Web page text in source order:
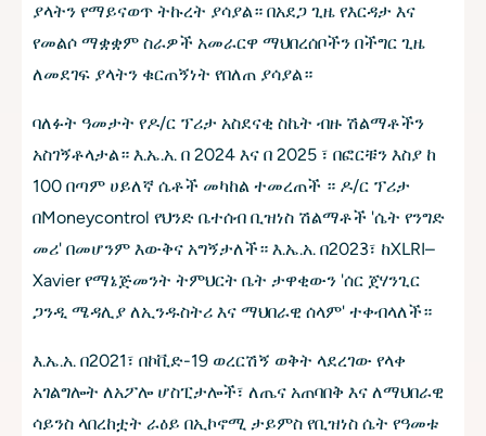
ያላትን የማይናወጥ ትኩረት ያሳያል። በአደጋ ጊዜ የእርዳታ እና
የመልሶ ማቋቋም ስራዎች አመራርዋ ማህበረሰቦችን በችግር ጊዜ
ለመደገፍ ያላትን ቁርጠኝነት የበለጠ ያሳያል።
ባለፉት ዓመታት የዶ/ር ፕሪታ አስደናቂ ስኬት ብዙ ሽልማቶችን
አስገኝቶላታል። እ.ኤ.አ. በ 2024 እና በ 2025 ፣ በፎርቹን እስያ ከ
100 በጣም ሀይለኛ ሴቶች መካከል ተመረጠች ። ዶ/ር ፕሪታ
በMoneycontrol የህንድ ቤተሰብ ቢዝነስ ሽልማቶች 'ሴት የንግድ
መሪ' በመሆንም እውቅና አግኝታለች። እ.ኤ.አ. በ2023፣ ከXLRI–
Xavier የማኔጅመንት ትምህርት ቤት ታዋቂውን 'ሰር ጀሃንጊር
ጋንዲ ሜዳሊያ ለኢንዱስትሪ እና ማህበራዊ ሰላም' ተቀብላለች።
እ.ኤ.አ. በ2021፣ በኮቪድ-19 ወረርሽኝ ወቅት ላደረገው የላቀ
አገልግሎት ለአፖሎ ሆስፒታሎች፣ ለጤና አጠባበቅ እና ለማህበራዊ
ሳይንስ ላበረከቷት ራዕይ በኢኮኖሚ ታይምስ የቢዝነስ ሴት የዓመቱ